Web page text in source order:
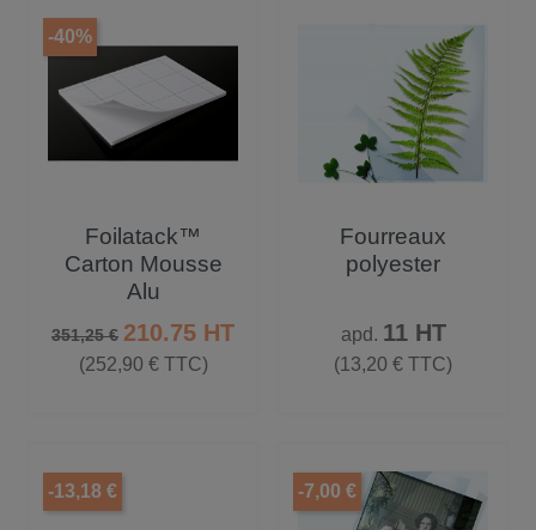
Foilatack™
Carton Mousse
Alu
Prix de base
351,25 € Prix
210.75 HT
(252,90 € TTC)
-40%
Fourreaux
polyester
apd. Prix
11 HT
(13,20 € TTC)
-13,18 € -7,00 €